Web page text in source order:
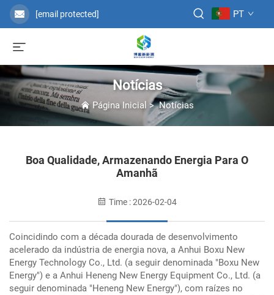
[email protected] PT
Notícias
Página Inicial >Notícias
Boa Qualidade, Armazenando Energia Para O
Amanhã
Time : 2026-02-04
Coincidindo com a década dourada de desenvolvimento
acelerado da indústria de energia nova, a Anhui Boxu New
Energy Technology Co., Ltd. (a seguir denominada "Boxu New
Energy") e a Anhui Heneng New Energy Equipment Co., Ltd. (a
seguir denominada "Heneng New Energy"), com raízes no